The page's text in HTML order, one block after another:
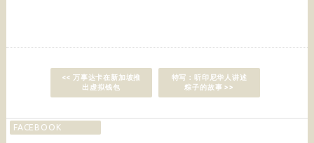
<< 万事达卡在新加坡推
出虚拟钱包
特写：听印尼华人讲述
粽子的故事 >>
FACEBOOK